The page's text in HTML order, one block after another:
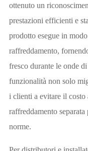
ottenuto un
prestazioni efficienti e
prodotto esegue in
raffreddamento,
fresco durante le onde
funzionalità non solo
i clienti a evitare il
raffreddamento
norme.